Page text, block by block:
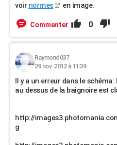
voir normes en image.
Commenter 0
Raymond037
29 nov. 2012 à 11:39
Il y a un erreur dans le
au dessus de la baignoire est
http://
g